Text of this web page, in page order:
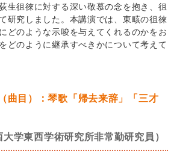
生徂徠に対する深い敬慕の念を抱き、徂
研究しました。本講演では、東畡の徂徠
どのような示唆を与えてくれるのかをお
どのように継承すべきかについて考えて
曲目）：琴歌「帰去来辞」「三才
学東西学術研究所非常勤研究員）